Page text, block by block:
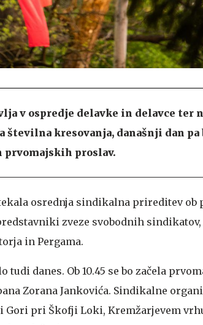
v ospredje delavke in delavce ter
številna kresovanja, današnji dan pa
proslav.
osrednja sindikalna prireditev ob
zveze svobodnih sindikatov,
in Pergama.
tudi danes. Ob 10.45 se bo začela
Zorana Jankovića. Sindikalne
pri Škofji Loki, Kremžarjevem